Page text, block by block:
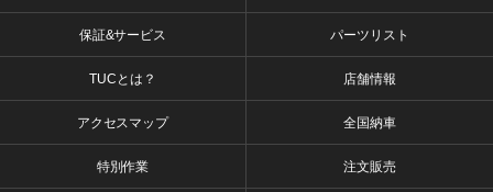
保証&サービス パーツリスト
TUCとは？ 店舗情報
アクセスマップ 全国納車
特別作業 注文販売